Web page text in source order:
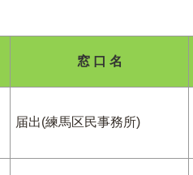
窓 口 名
届出(練馬区民事務所)